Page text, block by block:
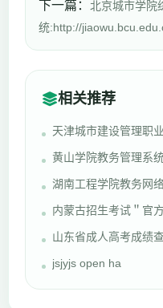
下一篇： 北京城市学院
统:http://
相关推荐
天津城市建设管理职
黄山学院教务管理系
湖南工程学院教务网
内蒙古招生考试＂官
山东省成人高考成绩
jsjyjs open ha